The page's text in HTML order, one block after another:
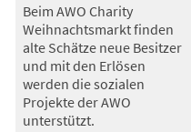
Beim AWO Charity
Weihnachtsmarkt finden
alte Schätze neue Besitzer
und mit den Erlösen
werden die sozialen
Projekte der AWO
unterstützt.